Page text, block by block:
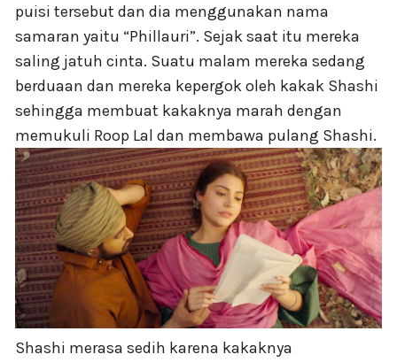
puisi tersebut dan dia menggunakan nama
samaran yaitu “Phillauri”. Sejak saat itu mereka
saling jatuh cinta. Suatu malam mereka sedang
berduaan dan mereka kepergok oleh kakak Shashi
sehingga membuat kakaknya marah dengan
memukuli Roop Lal dan membawa pulang Shashi.
Shashi merasa sedih karena kakaknya